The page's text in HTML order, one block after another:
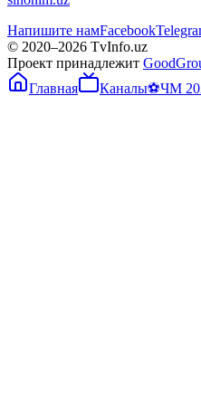
Напишите намFacebook
© 2020–2026 TvInfo.uz
Проект принадлежит
Главная
Каналы⚽ЧМ